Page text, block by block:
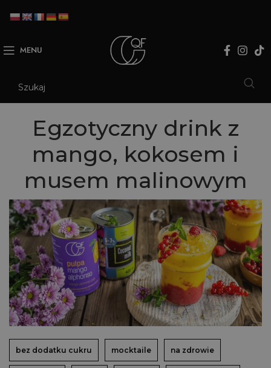
MENU
Egzotyczny drink z
mango, kokosem i
musem malinowym
bez dodatku cukru mocktaile na zdrowie